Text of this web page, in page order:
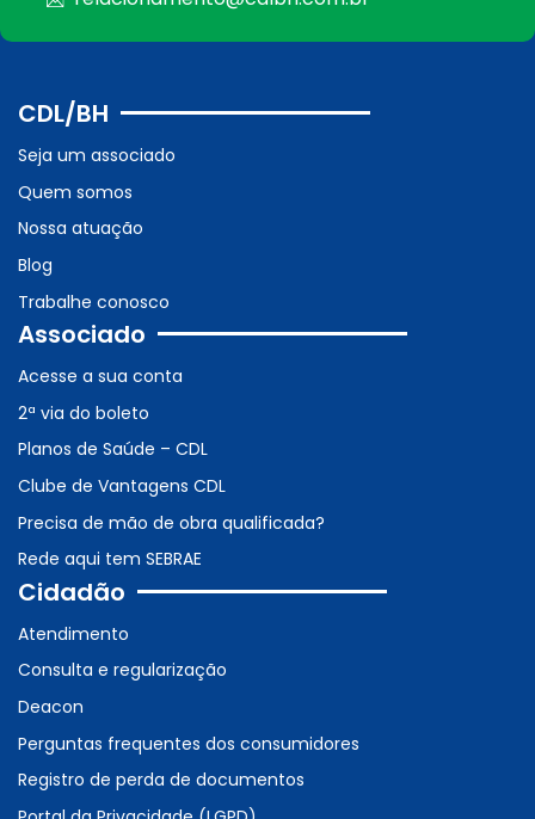
CDL/BH
Seja um associado
Quem somos
Nossa atuação
Blog
Trabalhe conosco
Associado
Acesse a sua conta
2ª via do boleto
Planos de Saúde – CDL
Clube de Vantagens CDL
Precisa de mão de obra qualificada?
Rede aqui tem SEBRAE
Cidadão
Atendimento
Consulta e regularização
Deacon
Perguntas frequentes dos consumidores
Registro de perda de documentos